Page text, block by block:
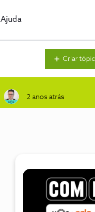
Ajuda
Criar
2 anos atrás